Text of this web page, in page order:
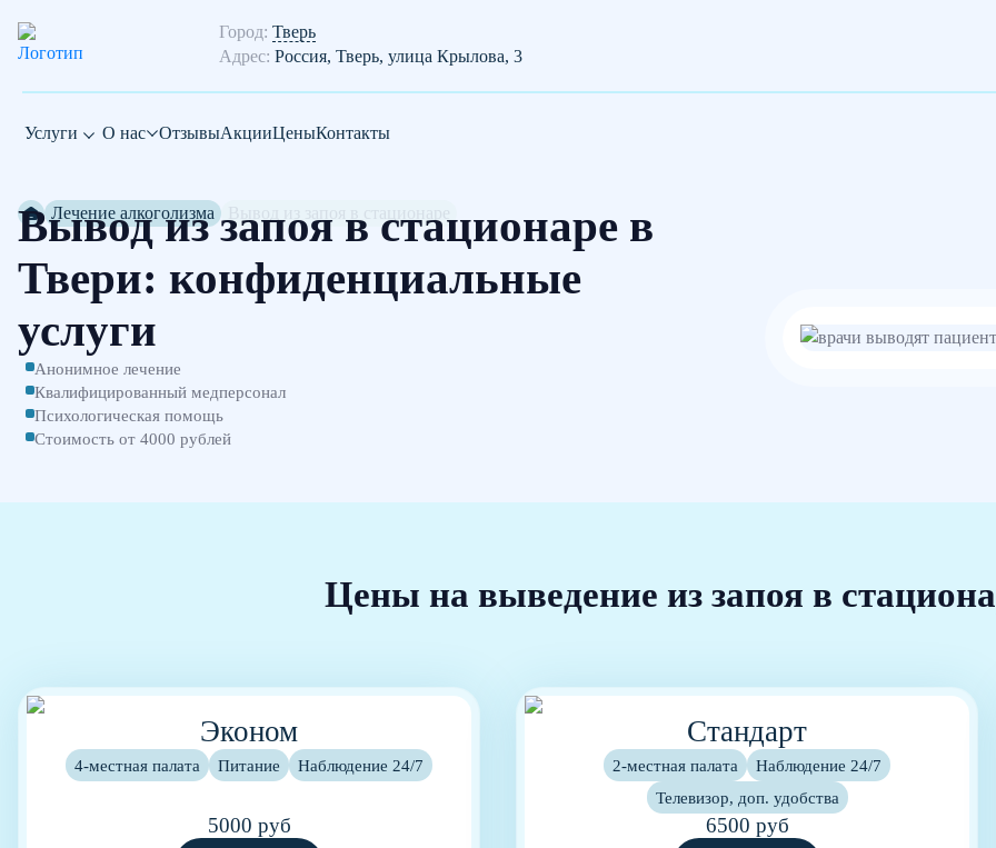
Город: Тверь
Адрес: Россия, Тверь, улица Крылова, 3
Услуги О нас ОтзывыАкцииЦеныКонтакты
Лечение алкоголизма
Вывод из запоя в стационаре в
Твери: конфиденциальные
услуги
Анонимное лечение
Квалифицированный медперсонал
Психологическая помощь
Стоимость от 4000 рублей
Цены на выведение из запоя в
Эконом
4-местная палата Питание Наблюдение 24/7
5000 руб
Стандарт
2-местная палата
Наблюдение 24/7
Телевизор, доп. удобства
6500 руб